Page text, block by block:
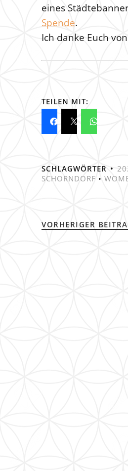
eines
Spende.
Ich danke Euch
TEILEN MIT:
SCHLAGWÖRTER
SCHORNDORF •
VORHERIGER